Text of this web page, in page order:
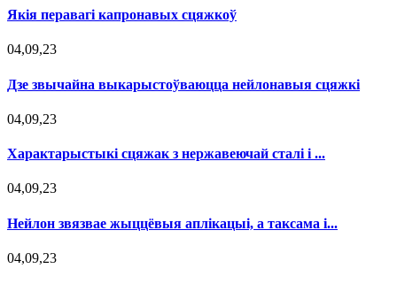
Якія перавагі капронавых сцяжкоў
04,09,23
Дзе звычайна выкарыстоўваюцца нейлонавыя сцяжкі
04,09,23
Характарыстыкі сцяжак з нержавеючай сталі і ...
04,09,23
Нейлон звязвае жыццёвыя аплікацыі, а таксама i...
04,09,23